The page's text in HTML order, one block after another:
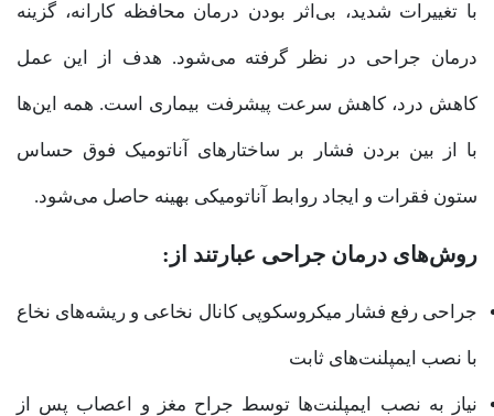
با تغییرات شدید، بی‌اثر بودن درمان محافظه کارانه، گزینه
درمان جراحی در نظر گرفته می‌شود. هدف از این عمل
کاهش درد، کاهش سرعت پیشرفت بیماری است. همه این‌ها
با از بین بردن فشار بر ساختار‌های آناتومیک فوق حساس
ستون فقرات و ایجاد روابط آناتومیکی بهینه حاصل می‌شود.
روش‌های درمان جراحی عبارتند از:
جراحی رفع فشار میکروسکوپی کانال نخاعی و ریشه‌های نخاع
با نصب ایمپلنت‌های ثابت
نیاز به نصب ایمپلنت‌ها توسط جراح مغز و اعصاب پس از